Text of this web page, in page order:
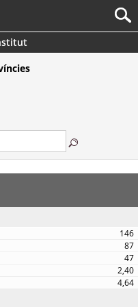
146
87
47
2,40
4,64